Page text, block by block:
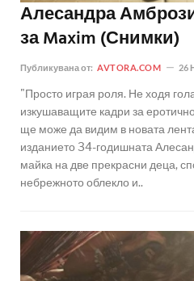
Алесандра
за Maxim (Снимки)
Публикувана от: AVTORA.COM 26
"Просто играя роля. Не ходя
изкушаващите кадри за
ще може да видим в новата
изданието 34-годишната
майка на две прекрасни деца,
небрежното облекло и..